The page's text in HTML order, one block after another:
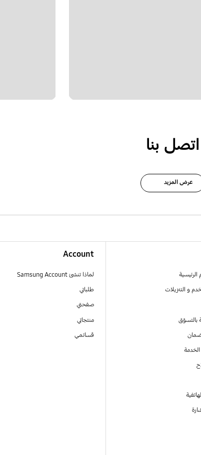
اتصل بنا
عرض المزيد
و التنزيلات
Account
لماذا تنشئ Samsung Account
طلباتي
صفحتي
منتجاتي
قسائمي